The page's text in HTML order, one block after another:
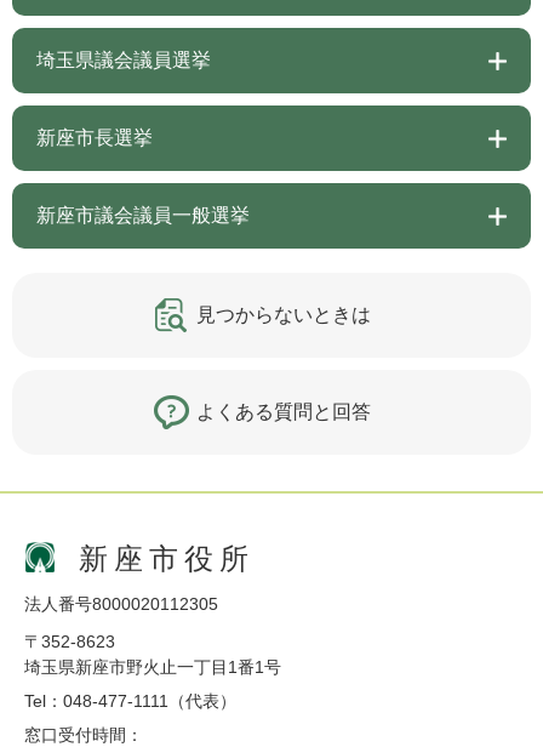
埼玉県議会議員選挙
新座市長選挙
新座市議会議員一般選挙
見つからないときは
よくある質問と回答
新座市役所
法人番号8000020112305
〒352-8623
埼玉県新座市野火止一丁目1番1号
Tel：048-477-1111（代表）
窓口受付時間：